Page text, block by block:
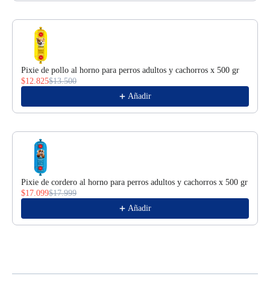
Pixie de pollo al horno para perros adultos y cachorros x 500 gr
$12.825$13.500
Añadir
Pixie de cordero al horno para perros adultos y cachorros x 500 gr
$17.099$17.999
Añadir